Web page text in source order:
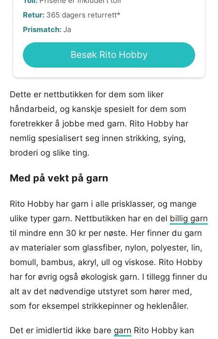
Retur: 365 dagers returrett*
Prismatch: Ja
Besøk Rito Hobby
Dette er nettbutikken for dem som liker
håndarbeid, og kanskje spesielt for dem som
foretrekker å jobbe med garn. Rito Hobby har
nemlig spesialisert seg innen strikking, sying,
broderi og slike ting.
Med på vekt på garn
Rito Hobby har garn i alle prisklasser, og mange
ulike typer garn. Nettbutikken har en del billig garn
til mindre enn 30 kr per nøste. Her finner du garn
av materialer som glassfiber, nylon, polyester, lin,
bomull, bambus, akryl, ull og viskose. Rito Hobby
har for øvrig også økologisk garn. I tillegg finner du
alt av det nødvendige utstyret som hører med,
som for eksempel strikkepinner og heklenåler.
Det er imidlertid ikke bare garn Rito Hobby kan